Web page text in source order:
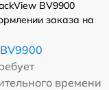
BV9900
заказа на
времени